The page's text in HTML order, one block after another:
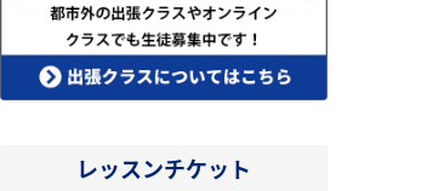
レッスンチケット